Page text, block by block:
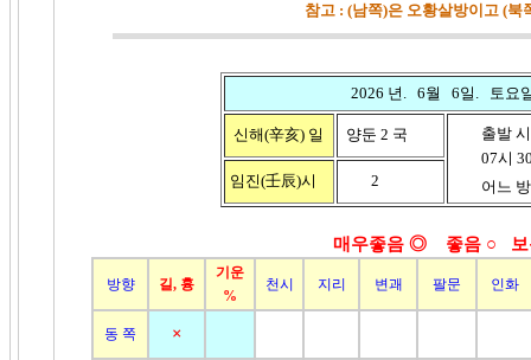
참고 : (남쪽)은 오황살방이고 (
2026 년. 6월 6일. 토요
신해(辛亥) 일 양둔 2 국
출발 시
07시 30
어느 방
임진(壬辰)시 2
매우좋음 ◎ 좋음 ○ 보
방향 길, 흉
기운
%
천시 지리 변괘 팔문 인화
동 쪽 ×